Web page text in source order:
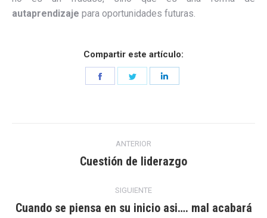
autaprendizaje para oportunidades futuras.
Compartir este artículo:
Share
ANTERIOR
Entrada
Cuestión de liderazgo
SIGUIENTE
Cuando se piensa en su inicio asi…. mal acabará